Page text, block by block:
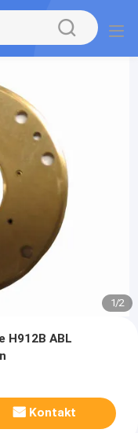
1/2
H912B ABL
Kontakt